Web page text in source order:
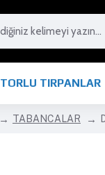
TIRPANLAR
TABANCALAR